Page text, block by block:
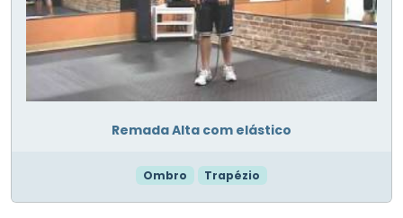
Remada Alta com elástico
Ombro Trapézio